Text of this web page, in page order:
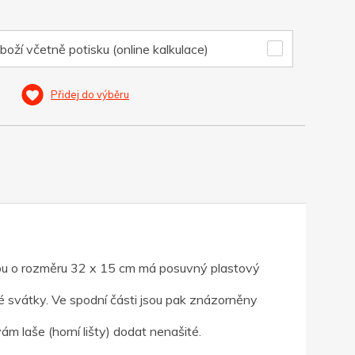
včetně potisku (online kalkulace)
Přidej do výběru
o rozměru 32 x 15 cm má posuvný plastový
svátky. Ve spodní části jsou pak znázorněny
laše (horní lišty) dodat nenašité.